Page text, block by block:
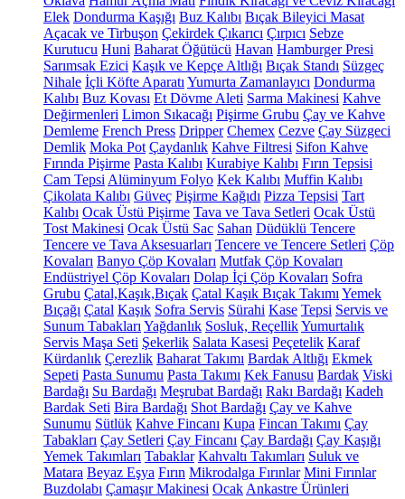
Elek Dondurma Kaşığı Buz Kalıbı Bıçak Bileyici Masat
Açacak ve Tirbuşon Çekirdek Çıkarıcı Çırpıcı Sebze
Kurutucu Huni Baharat Öğütücü Havan Hamburger Presi
Sarımsak Ezici Kaşık ve Kepçe Altlığı Bıçak Standı Süzgeç
Nihale İçli Köfte Aparatı Yumurta Zamanlayıcı Dondurma
Kalıbı Buz Kovası Et Dövme Aleti Sarma Makinesi Kahve
Değirmenleri Limon Sıkacağı Pişirme Grubu Çay ve Kahve
Demleme French Press Dripper Chemex Cezve Çay Süzgeci
Demlik Moka Pot Çaydanlık Kahve Filtresi Sifon Kahve
Fırında Pişirme Pasta Kalıbı Kurabiye Kalıbı Fırın Tepsisi
Cam Tepsi Alüminyum Folyo Kek Kalıbı Muffin Kalıbı
Çikolata Kalıbı Güveç Pişirme Kağıdı Pizza Tepsisi Tart
Kalıbı Ocak Üstü Pişirme Tava ve Tava Setleri Ocak Üstü
Tost Makinesi Ocak Üstü Sac Sahan Düdüklü Tencere
Tencere ve Tava Aksesuarları Tencere ve Tencere Setleri Çöp
Kovaları Banyo Çöp Kovaları Mutfak Çöp Kovaları
Endüstriyel Çöp Kovaları Dolap İçi Çöp Kovaları Sofra
Grubu Çatal,Kaşık,Bıçak Çatal Kaşık Bıçak Takımı Yemek
Bıçağı Çatal Kaşık Sofra Servis Sürahi Kase Tepsi Servis ve
Sunum Tabakları Yağdanlık Sosluk, ReçellikYumurtalık
Servis Maşa Seti Şekerlik Salata Kasesi Peçetelik Karaf
Kürdanlık Çerezlik Baharat Takımı Bardak Altlığı Ekmek
Sepeti Pasta Sunumu Pasta Takımı Kek Fanusu Bardak Viski
Bardağı Su Bardağı Meşrubat Bardağı Rakı Bardağı Kadeh
Bardak Seti Bira Bardağı Shot Bardağı Çay ve Kahve
Sunumu Sütlük Kahve Fincanı Kupa Fincan Takımı Çay
Tabakları Çay Setleri Çay Fincanı Çay Bardağı Çay Kaşığı
Yemek Takımları Tabaklar Kahvaltı Takımları Suluk ve
Matara Beyaz Eşya Fırın Mikrodalga Fırınlar Mini Fırınlar
Buzdolabı Çamaşır Makinesi Ocak Ankastre Ürünleri